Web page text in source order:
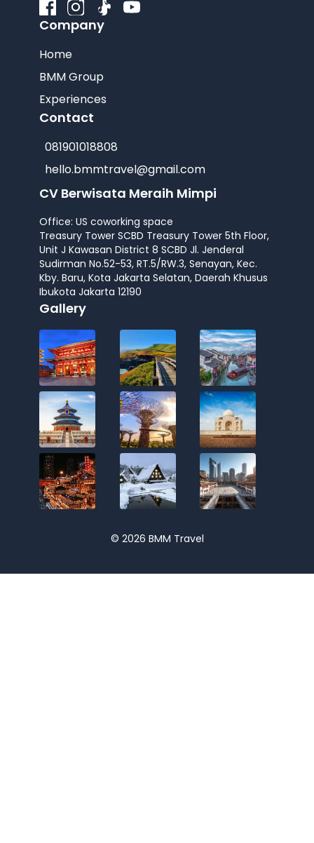
Company
Home
BMM Group
Experiences
Contact
081901018808
hello.bmmtravel@gmail.com
CV Berwisata Meraih Mimpi
Office: US coworking space
Treasury Tower SCBD Treasury Tower 5th Floor,
Unit J Kawasan District 8 SCBD Jl. Jenderal
Sudirman No.52-53, RT.5/RW.3, Senayan, Kec.
Kby. Baru, Kota Jakarta Selatan, Daerah Khusus
Ibukota Jakarta 12190
Gallery
© 2026 BMM Travel